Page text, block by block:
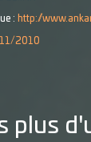
: http://
2010
plus